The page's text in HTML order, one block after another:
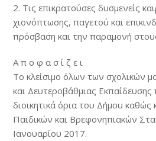
2. Τις επικρατούσες δυσμενείς
χιονόπτωσης, παγετού και
πρόσβαση και την παραμονή
Α π ο φ α σ ί ζ ε ι
Το κλείσιμο όλων των σχολικών
και Δευτεροβάθμιας
διοικητικά όρια του Δήμου καθώς
Παιδικών και Βρεφονηπιακών
Ιανουαρίου 2017.